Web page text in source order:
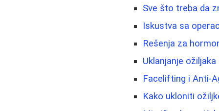
Sve što treba da
Iskustva sa
Rešenja za
Uklanjanje
Facelifting i Anti-
Kako ukloniti